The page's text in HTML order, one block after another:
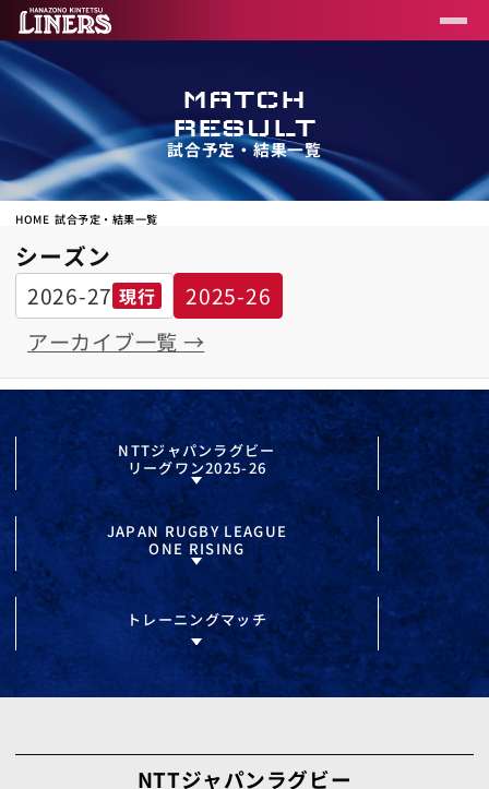
MATCH
RESULT
試合予定・結果一覧
HOME 試合予定・結果一覧
シーズン
2026-27 現行
2025-26
アーカイブ一覧 →
NTTジャパンラグビー
リーグワン2025-26
JAPAN RUGBY LEAGUE
ONE RISING
トレーニングマッチ
NTTジャパンラグビー